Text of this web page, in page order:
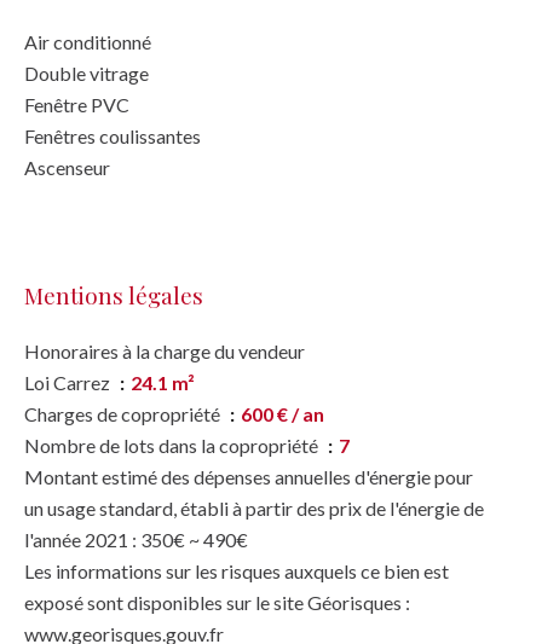
Air conditionné
Double vitrage
Fenêtre PVC
Fenêtres coulissantes
Ascenseur
Mentions légales
Honoraires à la charge du vendeur
Loi Carrez
24.1 m²
Charges de copropriété
600 € / an
Nombre de lots dans la copropriété
7
Montant estimé des dépenses annuelles d'énergie pour
un usage standard, établi à partir des prix de l'énergie de
l'année 2021 : 350€ ~ 490€
Les informations sur les risques auxquels ce bien est
exposé sont disponibles sur le site Géorisques :
www.georisques.gouv.fr